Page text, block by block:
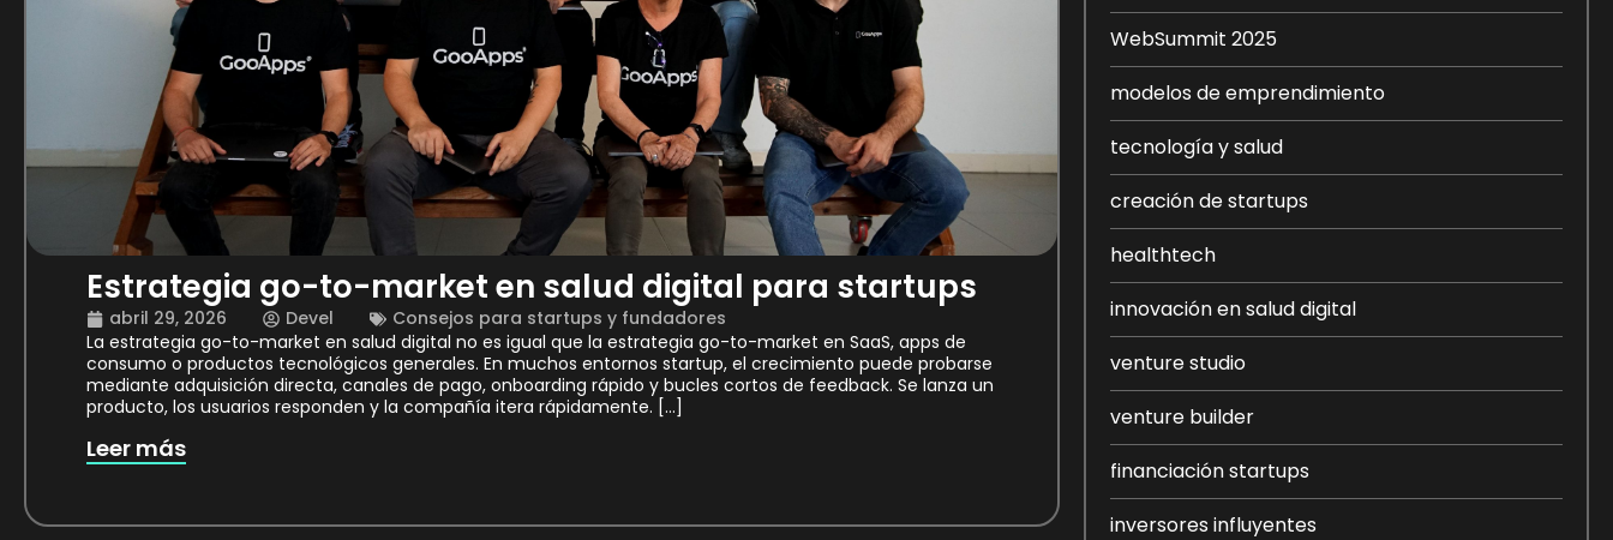
Estrategia go-to-market en salud digital para startups
abril 29, 2026 Devel
Consejos para startups y fundadores
La estrategia go-to-market en salud digital no es igual que la estrategia go-to-market en SaaS, apps de
consumo o productos tecnológicos generales. En muchos entornos startup, el crecimiento puede probarse
mediante adquisición directa, canales de pago, onboarding rápido y bucles cortos de feedback. Se lanza un
producto, los usuarios responden y la compañía itera rápidamente. […]
Leer más
WebSummit 2025
modelos de emprendimiento
tecnología y salud
creación de startups
healthtech
innovación en salud digital
venture studio
venture builder
financiación startups
inversores influyentes